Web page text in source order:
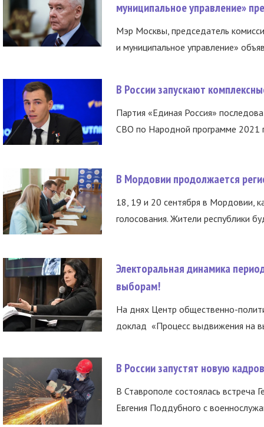
муниципальное управление»
Мэр Москвы, председатель
и муниципальное управление»
В России запускают
Партия «Единая Россия»
СВО по Народной программе 2021
В Мордовии продолжается
18, 19 и 20 сентября в Мордовии,
голосования. Жители республики
Электоральная динамика
выборам!
На днях Центр общественно-
доклад «Процесс выдвижения на
В России запустят новую
В Ставрополе состоялась встреча
Евгения Поддубного с